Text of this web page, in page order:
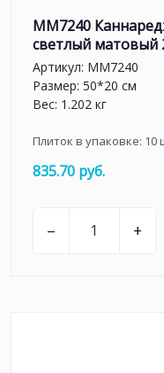
MM7240
светлый матовый
Артикул: MM7240
Размер: 50*20 см
Вес: 1.202 кг
Плиток в упаковке: 10
835.70 руб.
– +